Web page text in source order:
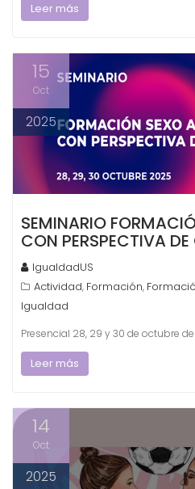
Leer más
15
Oct
2025
SEMINARIO
CON PERSPECTIVA DE
IgualdadUS
Actividad, Formación,
Igualdad
Presencial 28, 29 y 30 de octubre
Leer más
14
Oct
2025